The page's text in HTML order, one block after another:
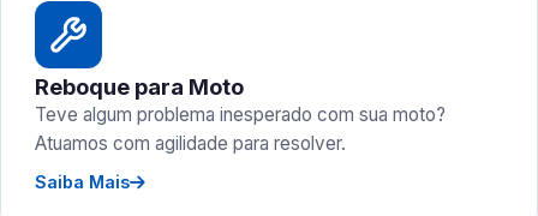
Reboque para Moto
Teve algum problema inesperado com sua moto?
Atuamos com agilidade para resolver.
Saiba Mais